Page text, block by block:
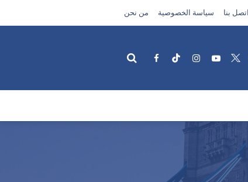
اتصل بنا سياسة الخصوصية من نحن